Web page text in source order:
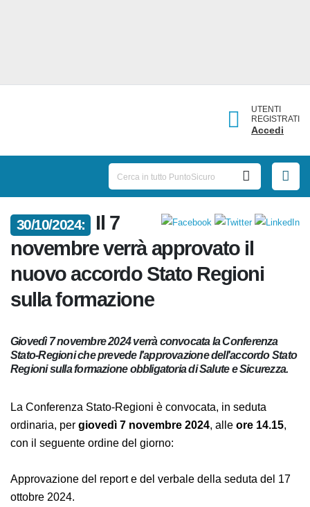
UTENTI
REGISTRATI
Accedi
30/10/2024:
Il 7
novembre verrà approvato il
nuovo accordo Stato Regioni
sulla formazione
Giovedì 7 novembre 2024 verrà convocata la Conferenza
Stato-Regioni che prevede l'approvazione dell'accordo
Stato Regioni sulla formazione obbligatoria di Salute e
La Conferenza Stato-Regioni è convocata, in seduta
ordinaria, pergiovedì 7 novembre 2024
Approvazione del report e del verbale della seduta del